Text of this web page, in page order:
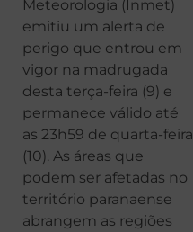
Meteorologia (Inmet)
emitiu um alerta de
perigo que entrou em
vigor na madrugada
desta terça-feira (9) e
permanece válido até
as 23h59 de quarta-feira
(10). As áreas que
podem ser afetadas no
território paranaense
abrangem as regiões